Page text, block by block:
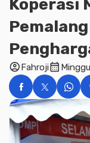
Koperasi
account_circleFahrojicalendar_month